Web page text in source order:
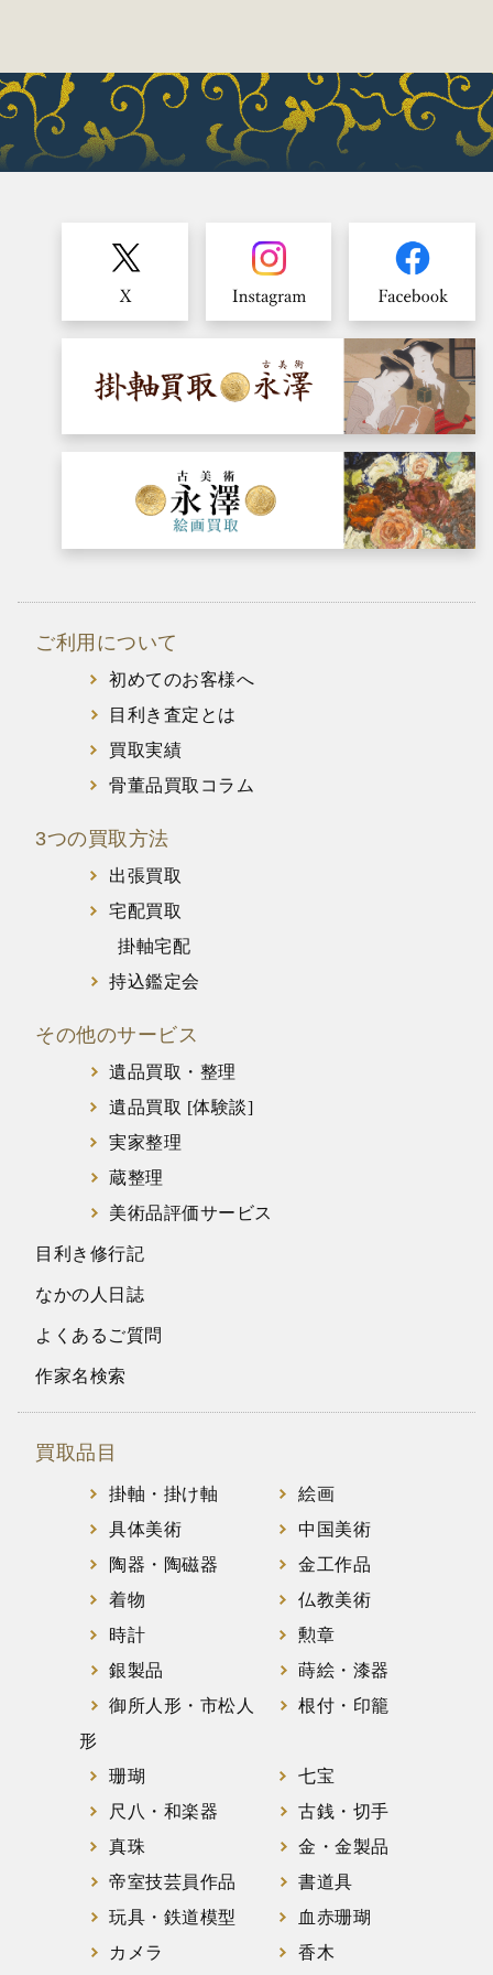
ご利用について
初めてのお客様へ
目利き査定とは
買取実績
骨董品買取コラム
3つの買取方法
出張買取
宅配買取
掛軸宅配
持込鑑定会
その他のサービス
遺品買取・整理
遺品買取 [体験談]
実家整理
蔵整理
美術品評価サービス
目利き修行記
なかの人日誌
よくあるご質問
作家名検索
買取品目
掛軸・掛け軸
絵画
具体美術
中国美術
陶器・陶磁器
金工作品
着物
仏教美術
時計
勲章
銀製品
蒔絵・漆器
御所人形・市松人
形
根付・印籠
珊瑚
七宝
尺八・和楽器
古銭・切手
真珠
金・金製品
帝室技芸員作品
書道具
玩具・鉄道模型
血赤珊瑚
カメラ
香木